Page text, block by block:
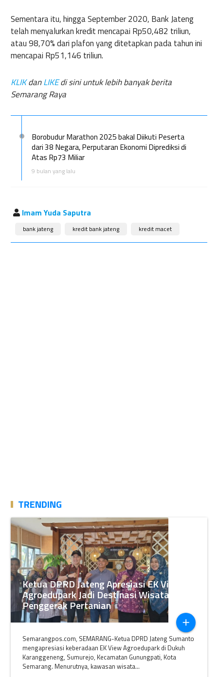
Sementara itu, hingga September 2020, Bank Jateng
telah menyalurkan kredit mencapai Rp50,482 triliun,
atau 98,70% dari plafon yang ditetapkan pada tahun ini
mencapai Rp51,146 triliun.
KLIKdanLIKEdi sini untuk lebih banyak berita
Semarang Raya
Borobudur Marathon 2025 bakal Diikuti Peserta
dari 38 Negara, Perputaran Ekonomi Diprediksi di
Atas Rp73 Miliar
9 bulan yang lalu
Imam Yuda Saputra
bank jateng kredit bank jateng kredit macet
TRENDING
Ketua DPRD Jateng Apresiasi EK View
Agroedupark Jadi Destinasi Wisata
Penggerak Pertanian
add
Semarangpos.com, SEMARANG-Ketua DPRD Jateng Sumanto
mengapresiasi keberadaan EK View Agroedupark di Dukuh
Karanggeneng, Sumurejo, Kecamatan Gunungpati, Kota
Semarang. Menurutnya, kawasan wisata...